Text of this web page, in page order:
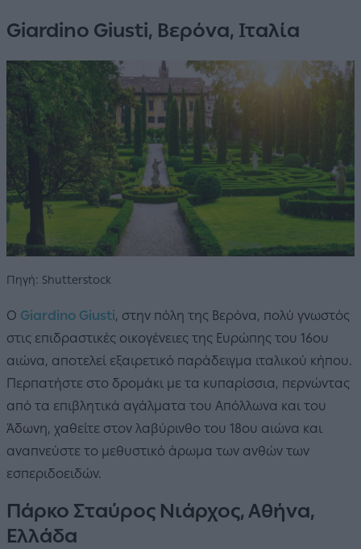
Giardino Giusti, Βερόνα, Ιταλία
Πηγή: Shutterstock
Ο Giardino Giusti, στην πόλη της Βερόνα, πολύ γνωστός
στις επιδραστικές οικογένειες της Ευρώπης του 16ου
αιώνα, αποτελεί εξαιρετικό παράδειγμα ιταλικού κήπου.
Περπατήστε στο δρομάκι με τα κυπαρίσσια, περνώντας
από τα επιβλητικά αγάλματα του Απόλλωνα και του
Άδωνη, χαθείτε στον λαβύρινθο του 18ου αιώνα και
αναπνεύστε το μεθυστικό άρωμα των ανθών των
εσπεριδοειδών.
Πάρκο Σταύρος Νιάρχος, Αθήνα,
Ελλάδα